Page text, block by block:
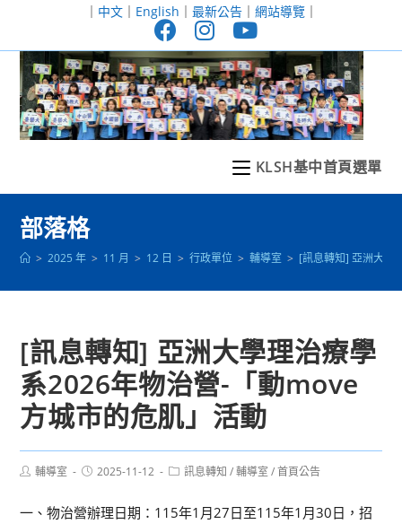
至
｜ 中文｜ English ｜ 最新公告｜ 網站導覽｜
KLSH基中首頁選單
部落格
> 2025 年 > 11 月 > 12 日 > 行政單位 > 輔導室 > [訊息轉知] 亞洲大學
[訊息轉知] 亞洲大學理治療學
系2026年物治營-「動move
方城市的危肌」活動
Post輔導室
Post2025-11-12
Post訊息轉知 / 輔導室 / 首頁公告
一、物治營辦理日期：115年1月27日至115年1月30日，招